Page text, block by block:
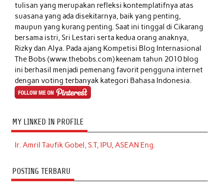
tulisan yang merupakan refleksi kontemplatifnya atas
suasana yang ada disekitarnya, baik yang penting,
maupun yang kurang penting. Saat ini tinggal di Cikarang
bersama istri, Sri Lestari serta kedua orang anaknya,
Rizky dan Alya. Pada ajang Kompetisi Blog Internasional
The Bobs (www.thebobs.com) keenam tahun 2010 blog
ini berhasil menjadi pemenang favorit pengguna internet
dengan voting terbanyak kategori Bahasa Indonesia.
MY LINKED IN PROFILE
Ir. Amril Taufik Gobel, S.T, IPU, ASEAN Eng.
POSTING TERBARU